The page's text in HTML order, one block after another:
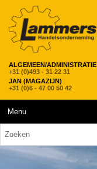
ALGEMEEN/ADMINISTRATIE
+31 (0)493 - 31 22 31
JAN (MAGAZIJN)
+31 (0)6 - 47 00 50 42
Menu